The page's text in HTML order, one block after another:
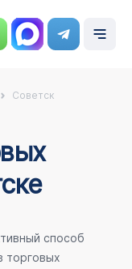
Советск
способ
торговых